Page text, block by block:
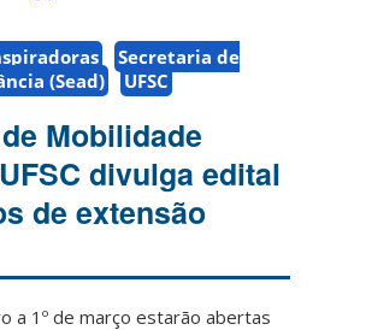
Secretaria de
(Sead)
UFSC
Mobilidade
divulga edital
de extensão
a 1º de março estarão abertas